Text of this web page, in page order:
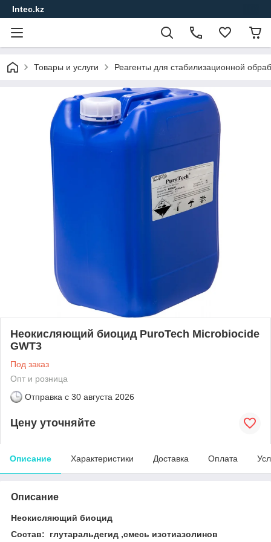
Intec.kz
Товары и услуги Реагенты для стабилизационной
Неокисляющий биоцид PuroTech Microbiocide
GWT3
Под заказ
Опт и розница
Отправка с 30 августа 2026
Цену уточняйте
Описание Характеристики Доставка Оплата
Описание
Неокисляющий биоцид
Состав: глутаральдегид ,смесь изотиазолинов